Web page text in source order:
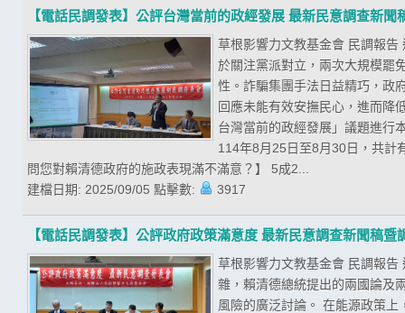
【電話民調發表】公評台灣當前的政經發展 最新民意調查新聞
草根影響力文教基金會 民調報
於關注黨派對立，兩次大規模罷
性。詐騙集團手法日益精巧，政
回應未能有效安撫民心，進而降
台灣當前的政經發展」議題進行
114年8月25日至8月30日，共計
問您對賴清德政府的施政表現滿不滿意？】 5成2...
建檔日期: 2025/09/05 點擊數: 3917
【電話民調發表】公評政府政策滿意度 最新民意調查新聞稿暨
草根影響力文教基金會 民調報
雜，賴清德總統提出的兩國論及
風險的廣泛討論。 在能源政策